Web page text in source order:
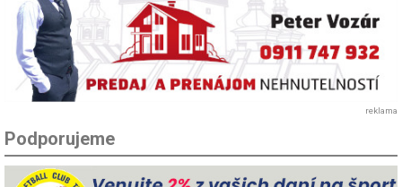
reklama
Podporujeme